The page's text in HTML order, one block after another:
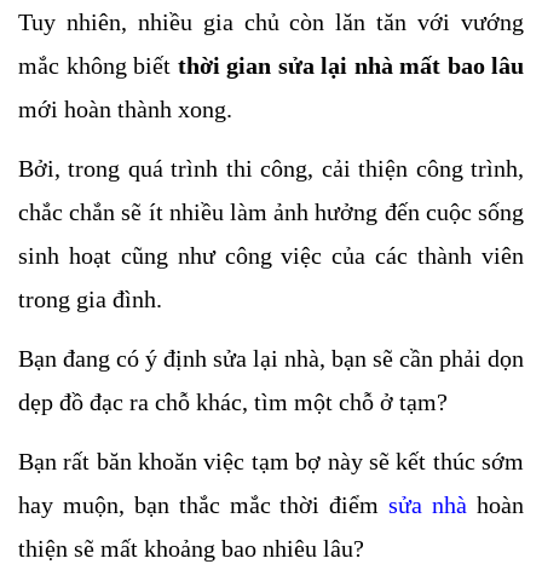
Tuy nhiên, nhiều gia chủ còn lăn tăn với vướng
mắc không biết thời gian sửa lại nhà mất bao lâu
mới hoàn thành xong.
Bởi, trong quá trình thi công, cải thiện công trình,
chắc chắn sẽ ít nhiều làm ảnh hưởng đến cuộc sống
sinh hoạt cũng như công việc của các thành viên
trong gia đình.
Bạn đang có ý định sửa lại nhà, bạn sẽ cần phải dọn
dẹp đồ đạc ra chỗ khác, tìm một chỗ ở tạm?
Bạn rất băn khoăn việc tạm bợ này sẽ kết thúc sớm
hay muộn, bạn thắc mắc thời điểm sửa nhà hoàn
thiện sẽ mất khoảng bao nhiêu lâu?